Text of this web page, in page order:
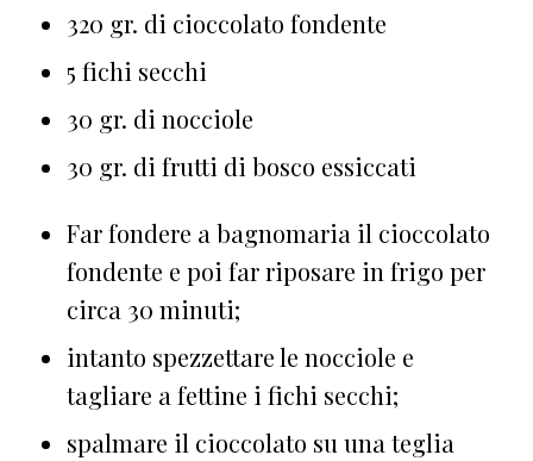
320 gr. di cioccolato fondente
5 fichi secchi
30 gr. di nocciole
30 gr. di frutti di bosco essiccati
Far fondere a bagnomaria il cioccolato
fondente e poi far riposare in frigo per
circa 30 minuti;
intanto spezzettare le nocciole e
tagliare a fettine i fichi secchi;
spalmare il cioccolato su una teglia